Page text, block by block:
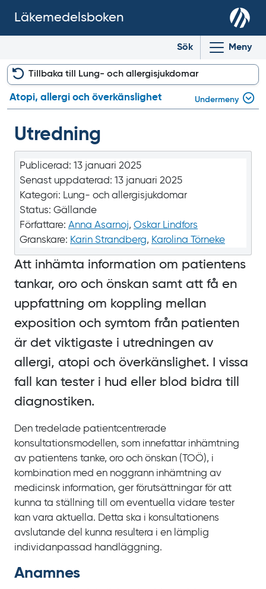
Läkemedelsboken
Sök Meny
Utredning
Publicerad: 13 januari 2025
Senast uppdaterad: 13 januari 2025
Kategori: Lung- och allergisjukdomar
Status: Gällande
Författare: Anna Asarnoj, Oskar Lindfors
Granskare: Karin Strandberg, Karolina Törneke
Att inhämta information om patientens
tankar, oro och önskan samt att få en
uppfattning om koppling mellan
exposition och symtom från patienten
är det viktigaste i utredningen av
allergi, atopi och överkänslighet. I vissa
fall kan tester i hud eller blod bidra till
diagnostiken.
Den tredelade patientcentrerade
konsultationsmodellen, som innefattar inhämtning
av patientens tanke, oro och önskan (TOÖ), i
kombination med en noggrann inhämtning av
medicinsk information, ger förutsättningar för att
kunna ta ställning till om eventuella vidare tester
kan vara aktuella. Detta ska i konsultationens
avslutande del kunna resultera i en lämplig
individanpassad handläggning.
Anamnes
Tillbaka till Lung- och allergi­sjukdomar
Atopi, allergi och överkänslighet Undermeny